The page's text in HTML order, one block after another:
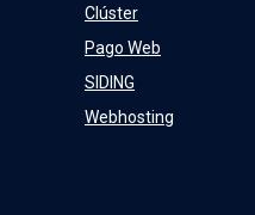
Clúster
Pago Web
SIDING
Webhosting